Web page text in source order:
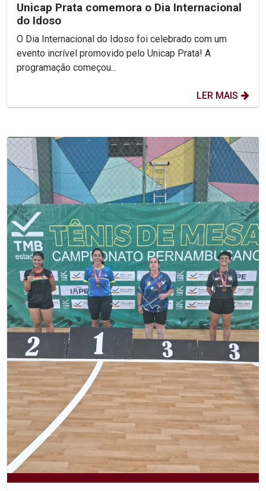
Unicap Prata comemora o Dia Internacional
do Idoso
O Dia Internacional do Idoso foi celebrado com um
evento incrível promovido pelo Unicap Prata! A
programação começou...
LER MAIS